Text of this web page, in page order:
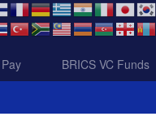
BRICS VC Funds